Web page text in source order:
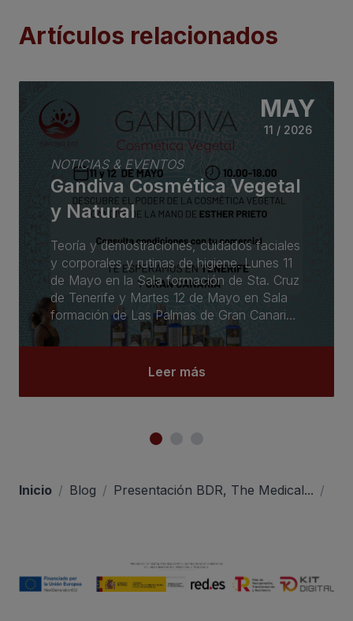
Artículos relacionados
MAY
11 / 2026
NOTICIAS & EVENTOS
Gandiva Cosmética Vegetal
y Natural
Teoría y demostraciones, cuidados faciales
y corporales y rutinas de higiene. Lunes 11
de Mayo en la Sala formación de Sta. Cruz
de Tenerife y Martes 12 de Mayo en Sala
formación de Las Palmas de Gran Canaria
de 10.00-18.00 aproximadamente.
Leer más
Inicio / Blog / Presentación BDR, The Medical... /